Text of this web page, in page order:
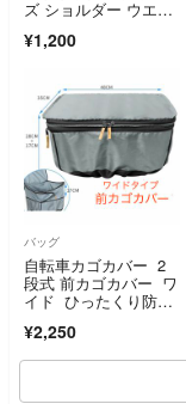
ズ ショルダー ウエス
¥1,200
バッグ
自転車カゴカバー 2
段式 前カゴカバー ワ
イド ひったくり防
¥2,250